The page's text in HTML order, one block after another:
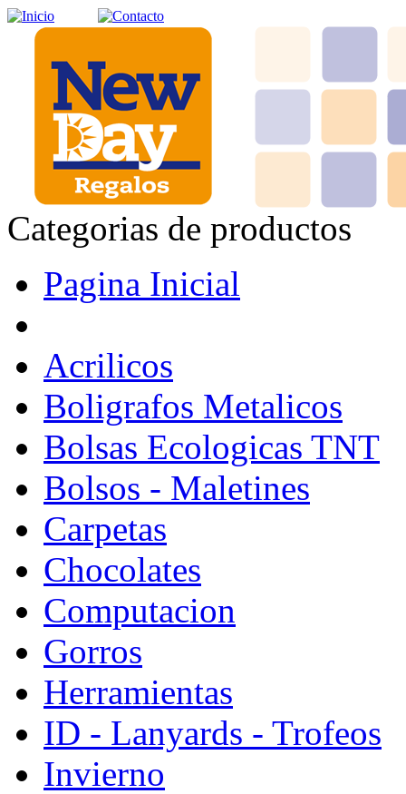
Categorias de productos
Pagina Inicial
Acrilicos
Boligrafos Metalicos
Bolsas Ecologicas TNT
Bolsos - Maletines
Carpetas
Chocolates
Computacion
Gorros
Herramientas
ID - Lanyards - Trofeos
Invierno